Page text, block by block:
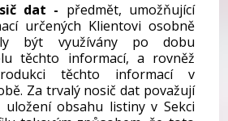
dat - předmět, umožňující
určených Klientovi osobně
být využívány po dobu
těchto informací, a rovněž
těchto informací v
Za trvalý nosič dat považují
obsahu listiny v Sekci